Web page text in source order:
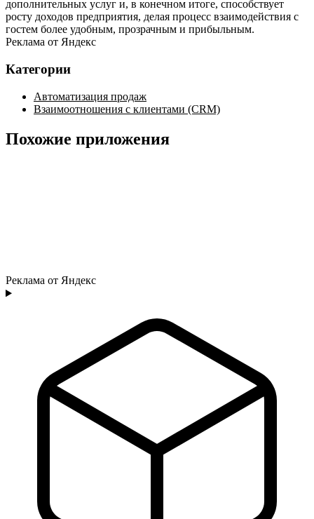
дополнительных услуг и, в конечном итоге, способствует
росту доходов предприятия, делая процесс взаимодействия с
гостем более удобным, прозрачным и прибыльным.
Реклама от Яндекс
Категории
Автоматизация продаж
Взаимоотношения с клиентами (CRM)
Похожие приложения
Реклама от Яндекс